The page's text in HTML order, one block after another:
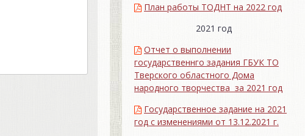
План работы ТОДНТ на 2022 год
2021 год
Отчет о выполнении
государственнго задания ГБУК ТО
Тверского областного Дома
народного творчества за 2021 год
Государственное задание на 2021
год с изменениями от 13.12.2021 г.